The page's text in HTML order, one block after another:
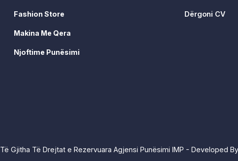
Fashion Store
Makina Me Qera
Njoftime Punësimi
Dërgoni CV
Të Gjitha Të Drejtat e Rezervuara Agjensi Punësimi IMP - Developed By